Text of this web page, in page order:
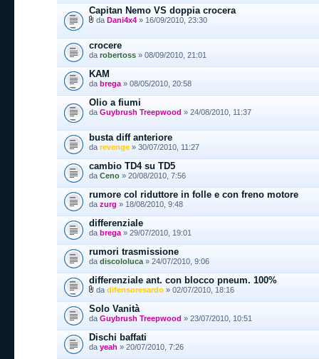
Capitan Nemo VS doppia crocera
da Dani4x4 » 16/09/2010, 23:30
crocere
da robertoss » 08/09/2010, 21:01
KAM
da brega » 08/05/2010, 20:58
Olio a fiumi
da Guybrush Treepwood » 24/08/2010, 11:37
busta diff anteriore
da revenge » 30/07/2010, 11:27
cambio TD4 su TD5
da Ceno » 20/08/2010, 7:56
rumore col riduttore in folle e con freno motore
da zurg » 18/08/2010, 9:48
differenziale
da brega » 29/07/2010, 19:01
rumori trasmissione
da discololuca » 24/07/2010, 9:06
differenziale ant. con blocco pneum. 100%
da difensoresardo » 02/07/2010, 18:16
Solo Vanità
da Guybrush Treepwood » 23/07/2010, 10:51
Dischi baffati
da yeah » 20/07/2010, 7:26